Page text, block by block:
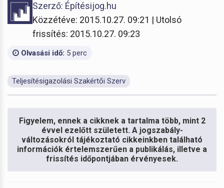
Szerző: Építésijog.hu
Közzétéve: 2015.10.27. 09:21 | Utolsó
frissítés: 2015.10.27. 09:23
Olvasási idő: 5 perc
Teljesítésigazolási Szakértői Szerv
Figyelem, ennek a cikknek a tartalma több, mint 2
évvel ezelőtt született. A jogszabály-
változásokról tájékoztató cikkeinkben található
információk értelemszerűen a publikálás, illetve a
frissítés időpontjában érvényesek.